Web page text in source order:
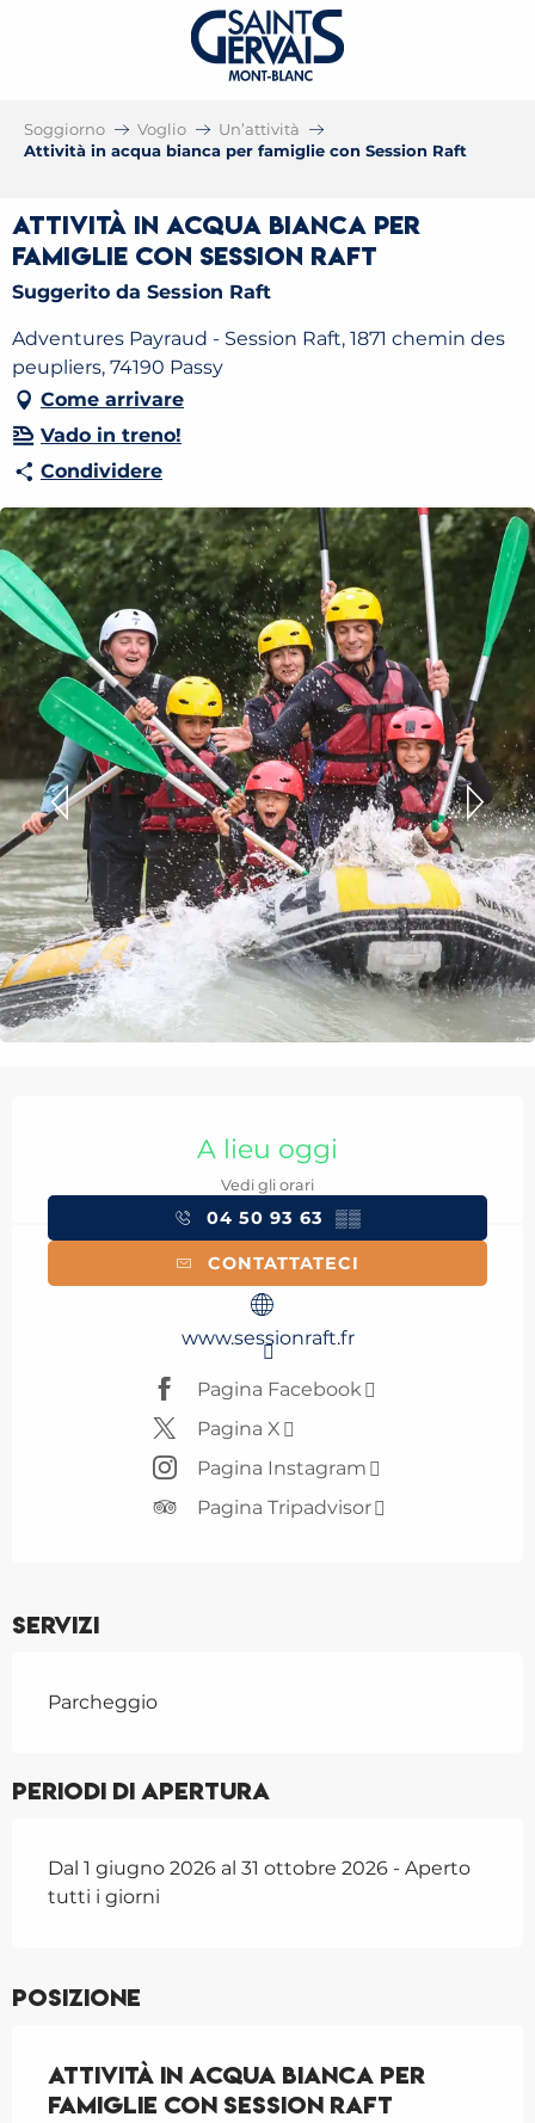
Soggiorno Voglio
Un’attività
Attività in acqua bianca per famiglie con Session Raft
Attività in acqua bianca per
famiglie con Session Raft
Suggerito da Session Raft
Adventures Payraud - Session Raft, 1871 chemin des
peupliers, 74190 Passy
Come arrivare
Vado in treno!
Condividere
A lieu oggi
Vedi gli orari
04 50 93 63 ▒▒
CONTATTATECI
www.sessionraft.fr
Pagina Facebook
Pagina X
Pagina Instagram
Pagina Tripadvisor
Servizi
Parcheggio
Periodi di apertura
Dal 1 giugno 2026 al 31 ottobre 2026 - Aperto
tutti i giorni
Posizione
Attività in acqua bianca per
famiglie con Session Raft